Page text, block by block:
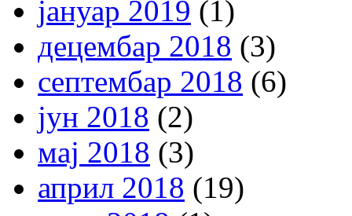
јануар 2019 (1)
децембар 2018 (3)
септембар 2018 (6)
јун 2018 (2)
мај 2018 (3)
април 2018 (19)